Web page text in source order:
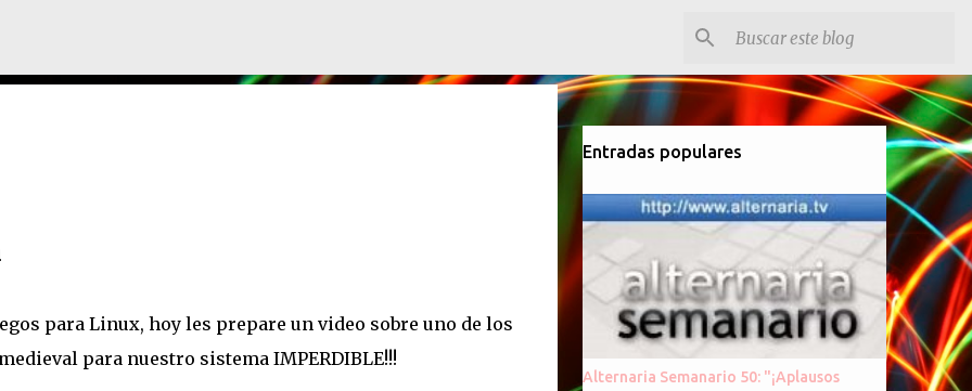
para Linux, hoy les prepare un video sobre uno de los
para nuestro sistema IMPERDIBLE!!!
Entradas populares
Alternaria Semanario 50: "¡Aplausos